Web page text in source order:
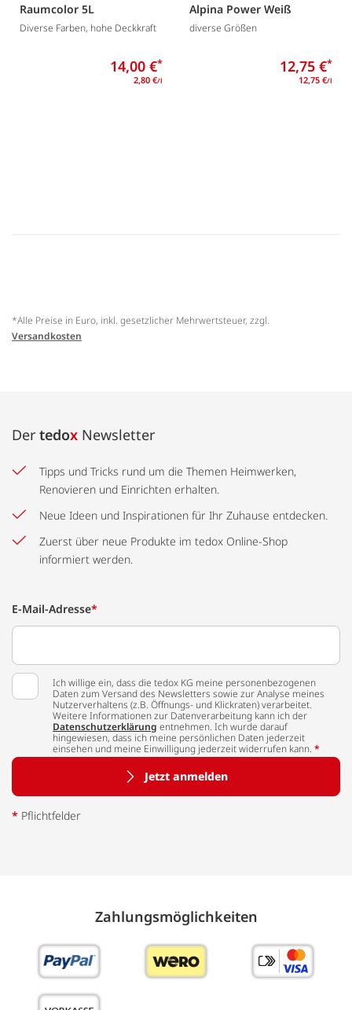
Raumcolor 5L
Diverse Farben, hohe Deckkraft
14,00 €*
2,80 €/l
Alpina Power Weiß
diverse Größen
12,75 €*
12,75 €/l
*Alle Preise in Euro, inkl. gesetzlicher Mehrwertsteuer, zzgl.
Versandkosten
Der tedox Newsletter
Tipps und Tricks rund um die Themen Heimwerken,
Renovieren und Einrichten erhalten.
Neue Ideen und Inspirationen für Ihr Zuhause entdecken.
Zuerst über neue Produkte im tedox Online-Shop
informiert werden.
E-Mail-Adresse*
Ich willige ein, dass die tedox KG meine personenbezogenen
Daten zum Versand des Newsletters sowie zur Analyse meines
Nutzerverhaltens (z.B. Öffnungs- und Klickraten) verarbeitet.
Weitere Informationen zur Datenverarbeitung kann ich der
Datenschutzerklärung entnehmen. Ich wurde darauf
hingewiesen, dass ich meine persönlichen Daten jederzeit
einsehen und meine Einwilligung jederzeit widerrufen kann. *
Jetzt anmelden
* Pflichtfelder
Zahlungs­möglich­keiten